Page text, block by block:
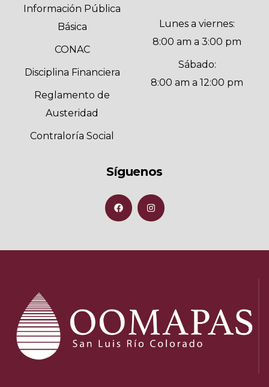
Información Pública
Básica
CONAC
Disciplina Financiera
Reglamento de
Austeridad
Contraloría Social
Lunes a viernes:
8:00 am a 3:00 pm
Sábado:
8:00 am a 12:00 pm
Síguenos